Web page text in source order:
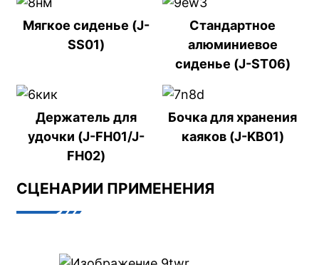
Мягкое сиденье (J-
SS01)
Стандартное
алюминиевое
сиденье (J-ST06)
Держатель для
удочки (J-FH01/J-
FH02)
Бочка для хранения
каяков (J-KB01)
СЦЕНАРИИ ПРИМЕНЕНИЯ